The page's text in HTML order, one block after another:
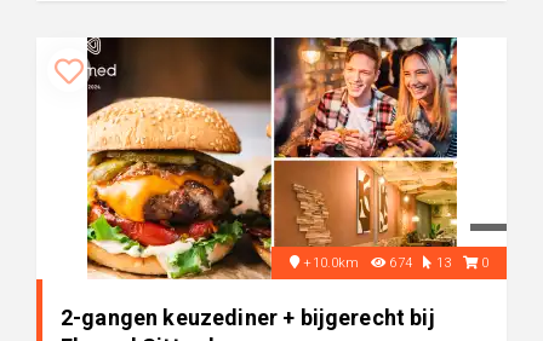
+10.0km 674 13 0
2-gangen keuzediner + bijgerecht bij